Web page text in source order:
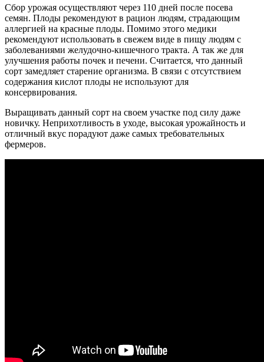
Сбор урожая осуществляют через 110 дней после посева
семян. Плоды рекомендуют в рацион людям, страдающим
аллергией на красные плоды. Помимо этого медики
рекомендуют использовать в свежем виде в пищу людям с
заболеваниями желудочно-кишечного тракта. А так же для
улучшения работы почек и печени. Считается, что данный
сорт замедляет старение организма. В связи с отсутствием
содержания кислот плоды не используют для
консервирования.
Выращивать данный сорт на своем участке под силу даже
новичку. Неприхотливость в уходе, высокая урожайность и
отличный вкус порадуют даже самых требовательных
фермеров.